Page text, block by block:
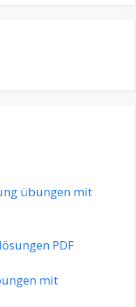
übungen mit
PDF
mit